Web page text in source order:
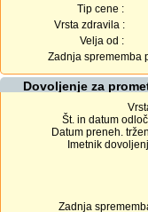
Tip cene :
Vrsta zdravila :
Velja od :
Zadnja sprememba
Dovoljenje za
Št. in datum
Datum preneh.
Imetnik
Zadnja